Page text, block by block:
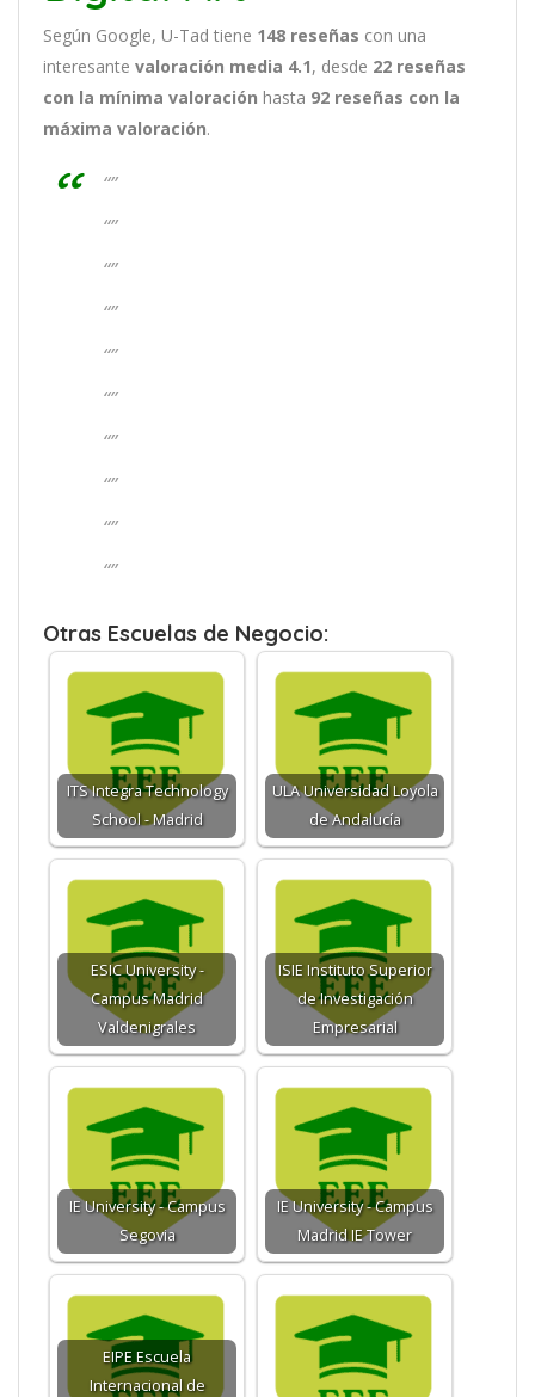
Según Google, U-Tad tiene 148 reseñas con una
interesante valoración media 4.1, desde 22 reseñas
con la mínima valoración hasta 92 reseñas con la
máxima valoración.
“”
“”
“”
“”
“”
“”
“”
“”
“”
“”
Otras Escuelas de Negocio:
ITS Integra Technology
School - Madrid
ULA Universidad Loyola
de Andalucía
ESIC University -
Campus Madrid
Valdenigrales
ISIE Instituto Superior
de Investigación
Empresarial
IE University - Campus
Segovia
IE University - Campus
Madrid IE Tower
EIPE Escuela
Internacional de